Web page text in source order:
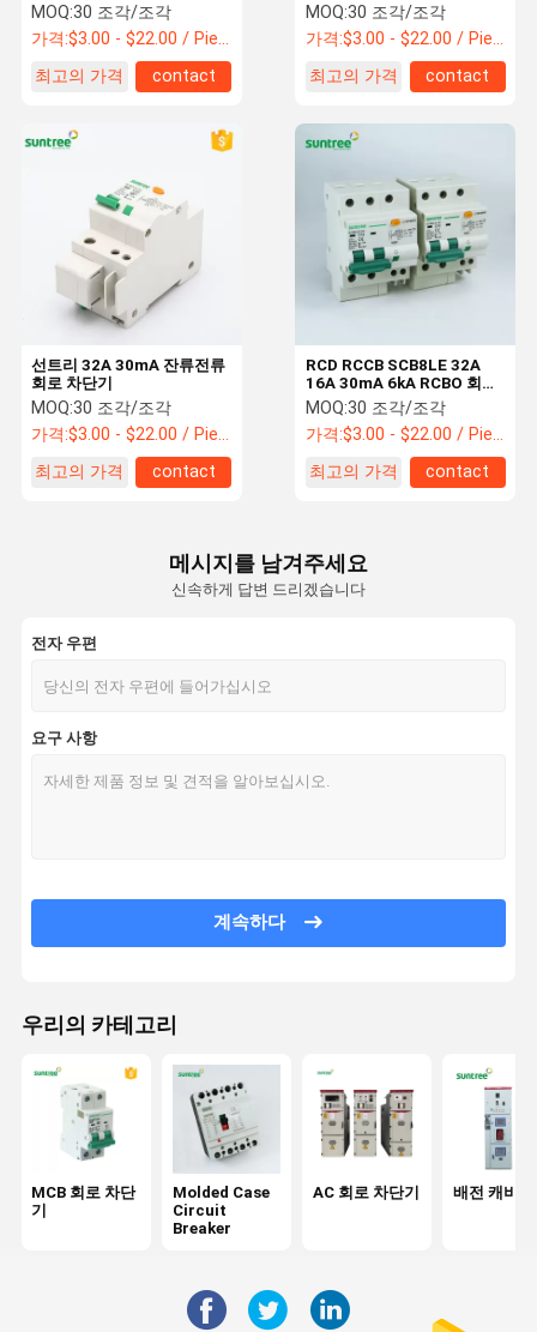
배전 캐비닛
dc 콤바이너 박스
회로 차단기 구내 박스
MOQ:30 조각/조각
가격:$3.00 - $22.00 / Piece
최고의 가격
contact
MOQ:30 조각/조각
가격:$3.00 - $22.00 / Piece
최고의 가격
contact
RCD RCCB SCB8LE 32A
16A 30mA 6kA RCBO 회로
차단기
MOQ:30 조각/조각
가격:$3.00 - $22.00 / Piece
최고의 가격
contact
선트리 32A 30mA 잔류전류
회로 차단기
MOQ:30 조각/조각
가격:$3.00 - $22.00 / Piece
최고의 가격
contact
메시지를 남겨주세요
신속하게 답변 드리겠습니다
전자 우편
요구 사항
계속하다
우리의 카테고리
MCB 회로 차단
기
Molded Case
Circuit
Breaker
AC 회로 차단기 배전 캐비닛